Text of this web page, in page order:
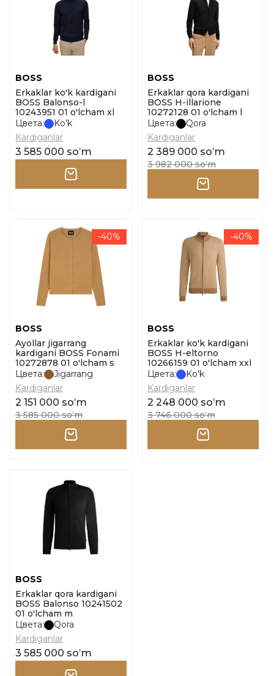
BOSS
Erkaklar ko'k kardigani
BOSS Balonso-l
10243951 01 o'lcham xl
Цвета:
Ko'k
Kardiganlar
3 585 000 soʻm
BOSS
Erkaklar qora kardigani
BOSS H-illarione
10272128 01 o'lcham l
Цвета:
Qora
Kardiganlar
2 389 000 soʻm
3 982 000 soʻm
-40%
BOSS
Ayollar jigarrang
kardigani BOSS Fonami
10272878 01 o'lcham s
Цвета:
Jigarrang
Kardiganlar
2 151 000 soʻm
3 585 000 soʻm
-40%
BOSS
Erkaklar ko'k kardigani
BOSS H-eltorno
10266159 01 o'lcham xxl
Цвета:
Ko'k
Kardiganlar
2 248 000 soʻm
3 746 000 soʻm
BOSS
Erkaklar qora kardigani
BOSS Balonso 10241502
01 o'lcham m
Цвета:
Qora
Kardiganlar
3 585 000 soʻm